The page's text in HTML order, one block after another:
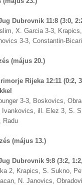
Dubrovnik 11:8 (3:0,
X. Garcia 3-3, Krapics,
3-3, Constantin-
(május 20.)
Rijeka 12:11 (0:2,
3-3, Boskovics,
Ivankovics, ill. Elez 3, S.
Radu
(május 13.)
Dubrovnik 9:8 (3:2,
2, Krapics, S. Sukno,
N. Janovics,